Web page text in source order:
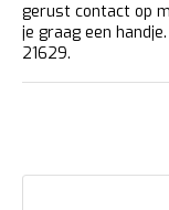
gerust contact op
je graag een handje.
21629.